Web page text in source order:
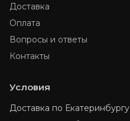
Доставка
Оплата
Вопросы и ответы
Контакты
Условия
Доставка по Екатеринбургу